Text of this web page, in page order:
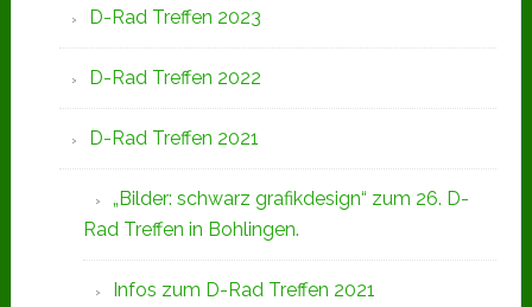
D-Rad Treffen 2023
D-Rad Treffen 2022
D-Rad Treffen 2021
„Bilder: schwarz grafikdesign“ zum 26. D-
Rad Treffen in Bohlingen.
Infos zum D-Rad Treffen 2021